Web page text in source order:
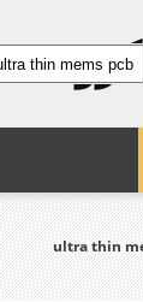
گروه HOREXS